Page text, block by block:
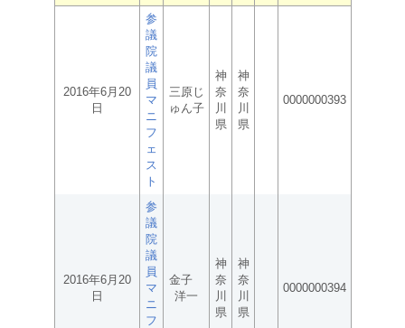
2016年6月20
日
参
議
院
議
員
マ
ニ
フ
ェ
ス
ト
三原じ
ゅん子
神
奈
川
県
神
奈
川
県
0000000393
2016年6月20
日
参
議
院
議
員
マ
ニ
フ
金子
洋一
神
奈
川
県
神
奈
川
県
0000000394